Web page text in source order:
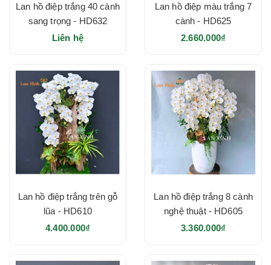
Lan hồ điệp trắng 40 cành
sang trọng - HD632
Liên hệ
Lan hồ điệp màu trắng 7
cành - HD625
2.660.000₫
Lan hồ điệp trắng trên gỗ
lũa - HD610
4.400.000₫
Lan hồ điệp trắng 8 cành
nghệ thuật - HD605
3.360.000₫